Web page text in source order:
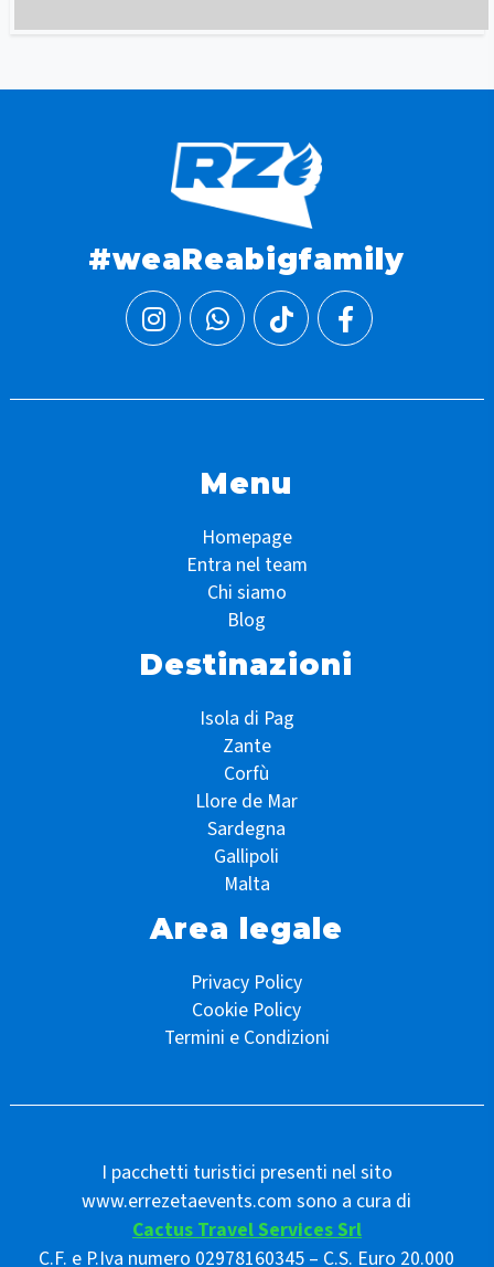
#weaReabigfamily
Menu
Homepage
Entra nel team
Chi siamo
Blog
Destinazioni
Isola di Pag
Zante
Corfù
Llore de Mar
Sardegna
Gallipoli
Malta
Area legale
Privacy Policy
Cookie Policy
Termini e Condizioni
I pacchetti turistici presenti nel sito
www.errezetaevents.com sono a cura di
Cactus Travel Services Srl
C.F. e P.Iva numero 02978160345 – C.S. Euro 20.000